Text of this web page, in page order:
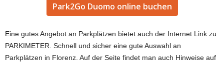
Park2Go Duomo online buchen
Eine gutes Angebot an Parkplätzen bietet auch der Internet Link zu
PARKIMETER. Schnell und sicher eine gute Auswahl an
Parkplätzen in Florenz. Auf der Seite findet man auch Hinweise auf